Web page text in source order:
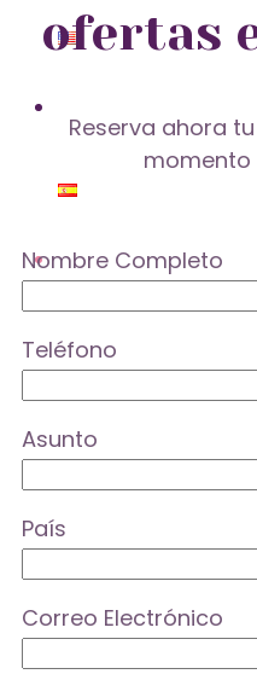
ofertas
Reserva ahora
momento
Nombre Completo
Teléfono
Asunto
País
Correo Electrónico